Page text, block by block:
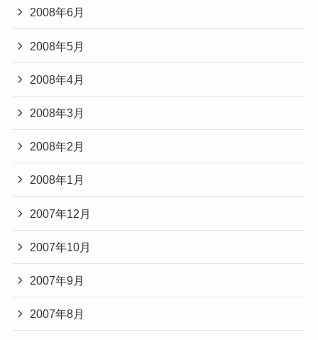
2008年6月
2008年5月
2008年4月
2008年3月
2008年2月
2008年1月
2007年12月
2007年10月
2007年9月
2007年8月